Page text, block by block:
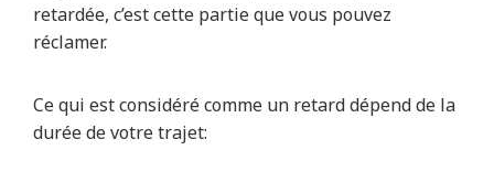
retardée, c’est cette partie que vous pouvez
réclamer.
Ce qui est considéré comme un retard dépend de la
durée de votre trajet: